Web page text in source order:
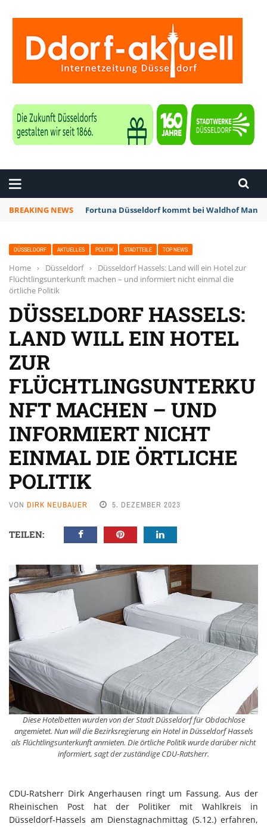
BREAKING NEWS Fortuna Düsseldorf kommt bei Waldhof
DÜSSELDORF AKTUELLES POLITIK STADTTEILE TOP NEWS
Home › Düsseldorf ›
Düsseldorf Hassels: Land will ein Hotel zur
Flüchtlingsunterkunft machen – und informiert nicht einmal die
örtliche Politik
DÜSSELDORF HASSELS:
LAND WILL EIN HOTEL
ZUR
FLÜCHTLINGSUNTERKU
NFT MACHEN – UND
INFORMIERT NICHT
EINMAL DIE ÖRTLICHE
POLITIK
VON DIRK NEUBAUER 5. DEZEMBER 2023
TEILEN:
Diese Hotelbetten wurden von der Stadt Düsseldorf für Obdachlose
angemietet. Nun will die Bezirksregierung ein Hotel in Düsseldorf Hassels
als Flüchtlingsunterkunft anmieten. Die örtliche Politik wurde darüber nicht
informiert, sagt der zuständige CDU-Ratsherr.
CDU-Ratsherr Dirk Angerhausen ringt um Fassung. Aus der
Rheinischen Post hat der Politiker mit Wahlkreis in
Düsseldorf-Hassels am Dienstagnachmittag (5.12.) erfahren,